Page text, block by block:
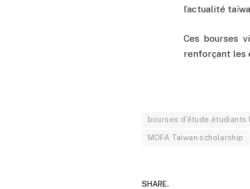
l’actualité
Ces bourses
renforçant les
bourses d'étude étudiants
MOFA Taiwan scholarship
SHARE.